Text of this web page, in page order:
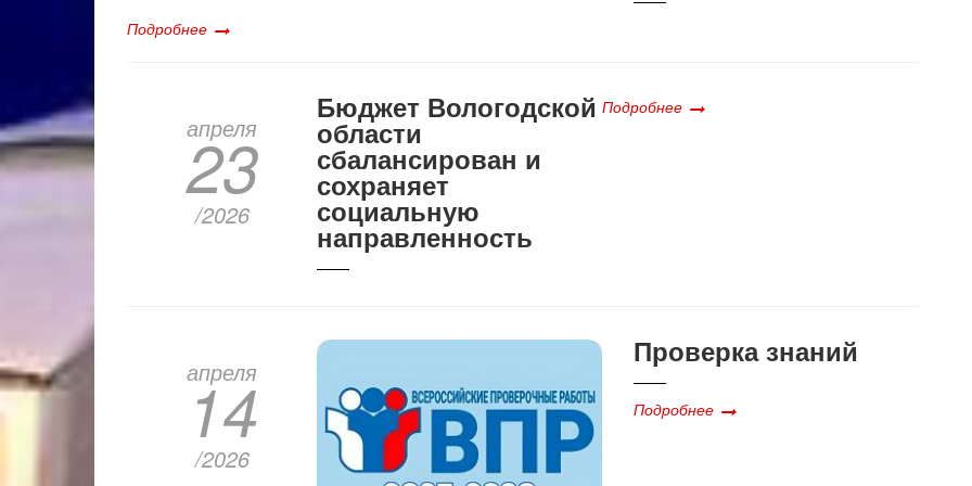
Подробнее
апреля
23
/2026
Бюджет Вологодской
области
сбалансирован и
сохраняет
социальную
направленность
Подробнее
апреля
14
/2026
Проверка знаний
Подробнее